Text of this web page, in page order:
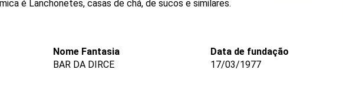
é Lanchonetes, casas de chá, de sucos e similares.
Nome Fantasia
BAR DA DIRCE
Data de fundação
17/03/1977